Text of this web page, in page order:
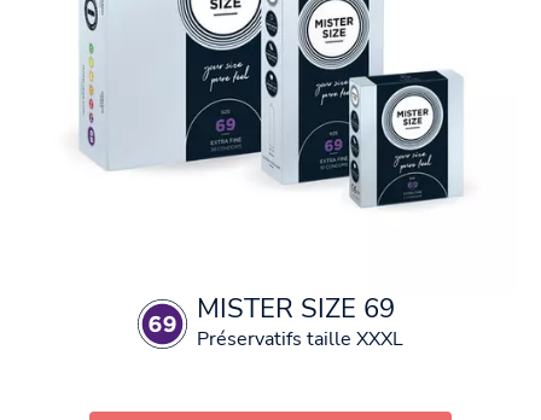
MISTER SIZE 69
Préservatifs taille XXXL